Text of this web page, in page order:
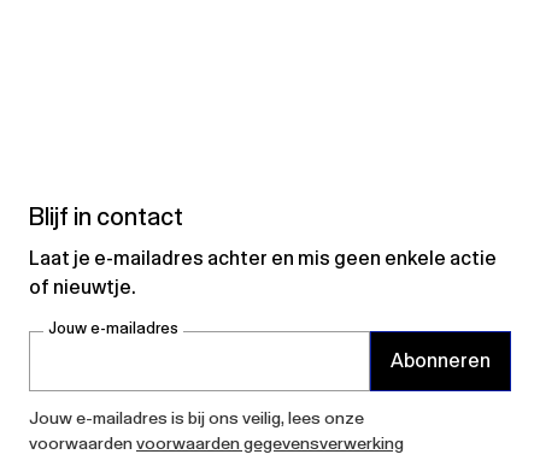
Blijf in contact
Laat je e-mailadres achter en mis geen enkele actie
of nieuwtje.
Jouw e-mailadres
Abonneren
Jouw e-mailadres is bij ons veilig, lees onze
voorwaardenvoorwaarden gegevensverwerking